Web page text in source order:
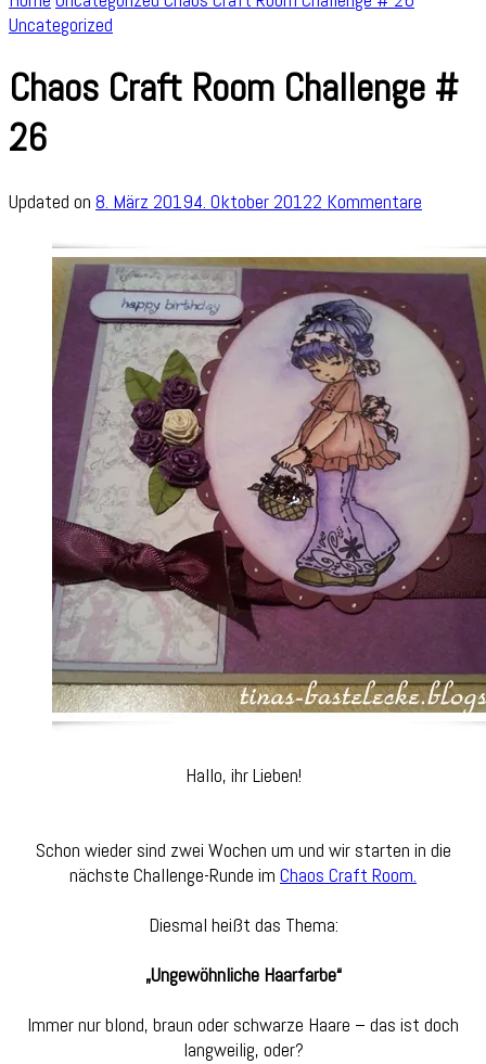
Uncategorized
Chaos Craft Room Challenge #
26
Updated on 8. März 20194. Oktober 20122 Kommentare
Room
#
26
Hallo, ihr Lieben!
Schon wieder sind zwei Wochen um und wir starten in die
nächste Challenge-Runde im Chaos Craft Room.
Diesmal heißt das Thema:
„Ungewöhnliche Haarfarbe“
Immer nur blond, braun oder schwarze Haare – das ist doch
langweilig, oder?